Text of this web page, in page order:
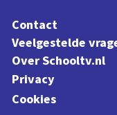
Contact
Veelgestelde
Over Schooltv.nl
Privacy
Cookies